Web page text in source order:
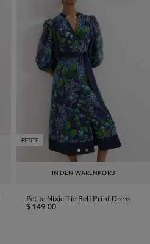
IN DEN WARENKORB
PETITE
Petite Nixie Tie Belt Print Dress
$ 149.00